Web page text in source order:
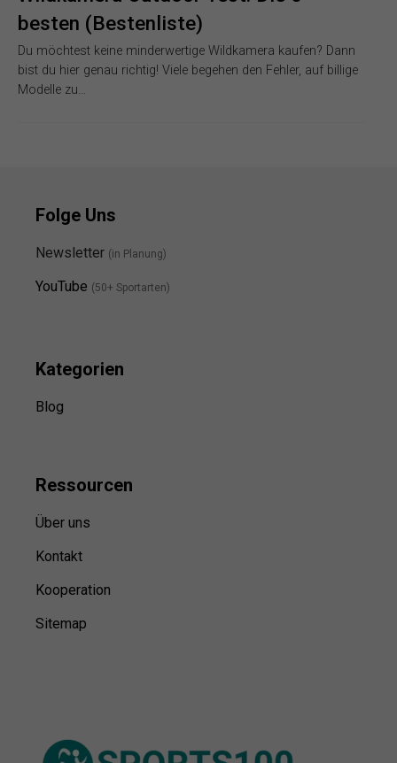
besten (Bestenliste)
Du möchtest keine minderwertige Wildkamera kaufen? Dann
bist du hier genau richtig! Viele begehen den Fehler, auf billige
Modelle zu…
Folge Uns
Newsletter (in Planung)
YouTube (50+ Sportarten)
Kategorien
Blog
Ressourcen
Über uns
Kontakt
Kooperation
Sitemap